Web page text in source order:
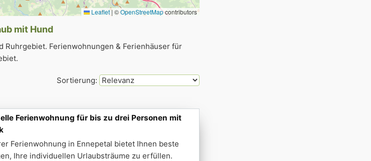
Leaflet| ©OpenStreetMapcontributors
mit Hund
Ferienwohnungen & Ferienhäuser für
Sortierung:
Ferienwohnung für bis zu drei Personen mit
Ferienwohnung in Ennepetal bietet Ihnen beste
Ihre individuellen Urlaubsträume zu erfüllen.